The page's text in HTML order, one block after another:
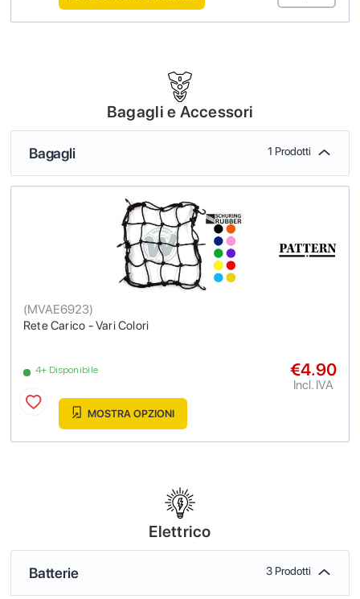
Bagagli e Accessori
Bagagli 1 Prodotti
Rete Carico - Vari Colori
(MVAE6923)
4+ Disponibile €4.90
Incl. IVA
MOSTRA OPZIONI
Elettrico
Batterie 3 Prodotti